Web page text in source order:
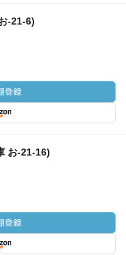
-21-6)
お-21-16)